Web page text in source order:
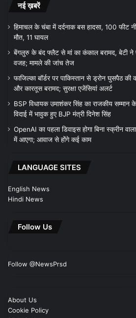
नई ख़बरें
हिमाचल के चंबा में दर्दनाक बस हादसा, 100 फीट
मौत, 11 घायल
बेंगलुरु के बंद फ्लैट से मां का कंकाल बरामद, बेटी ने
वजह; मामले की जांच तेज
फाजिल्का बॉर्डर पर पाकिस्तान से ड्रोन घुसपैठ की
और कारतूस बरामद; सुरक्षा एजेंसियां अलर्ट
BSP विधायक उमाशंकर सिंह का राजकीय सम्मान
विदाई में भावुक हुए BJP मंत्री दिनेश सिंह
OpenAI का पहला डिवाइस होगा बिना स्क्रीन
में आएगा; आवाज से होंगे कई काम
LANGUAGE SITES
English News
Hindi News
Follow Us
Follow @NewsPrsd
About Us
Cookie Policy